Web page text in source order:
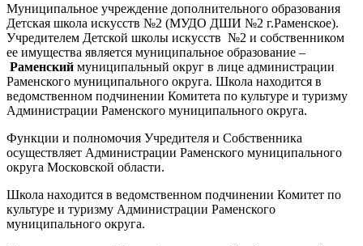
Муниципальное учреждение дополнительного образования
Детская школа искусств №2 (МУДО ДШИ №2 г.Раменское).
Учредителем Детской школы искусств №2 и собственником
ее имущества является муниципальное образование –
Раменский муниципальный округ в лице администрации
Раменского муниципального округа. Школа находится в
ведомственном подчинении Комитета по культуре и туризму
Администрации Раменского муниципального округа.
Функции и полномочия Учредителя и Собственника
осуществляет Администрации Раменского муниципального
округа Московской области.
Школа находится в ведомственном подчинении Комитет по
культуре и туризму Администрации Раменского
муниципального округа.